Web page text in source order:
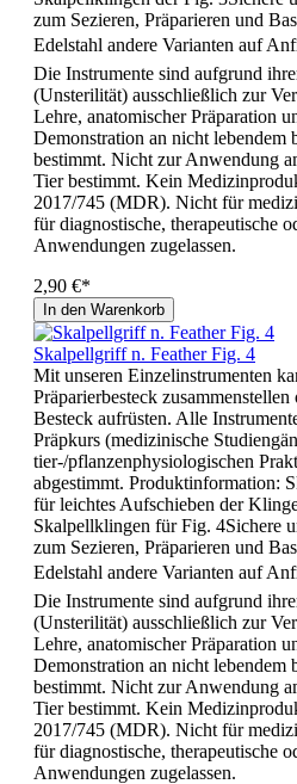
zum Sezieren, Präparieren und
Edelstahl andere Varianten auf
Die Instrumente sind aufgrund
(Unsterilität) ausschließlich zur
Lehre, anatomischer Präparation
Demonstration an nicht lebendem
bestimmt. Nicht zur Anwendung
Tier bestimmt. Kein
2017/745 (MDR). Nicht für
für diagnostische, therapeutische
Anwendungen zugelassen.
2,90 €*
In den Warenkorb
Skalpellgriff n. Feather Fig. 4
Mit unseren Einzelinstrumenten
Präparierbesteck
Besteck aufrüsten. Alle
Präpkurs (medizinische
tier-/pflanzenphysiologischen
abgestimmt. Produktinformation:
für leichtes Aufschieben der
Skalpellklingen für Fig. 4Sichere
zum Sezieren, Präparieren und
Edelstahl andere Varianten auf
Die Instrumente sind aufgrund
(Unsterilität) ausschließlich zur
Lehre, anatomischer Präparation
Demonstration an nicht lebendem
bestimmt. Nicht zur Anwendung
Tier bestimmt. Kein
2017/745 (MDR). Nicht für
für diagnostische, therapeutische
Anwendungen zugelassen.